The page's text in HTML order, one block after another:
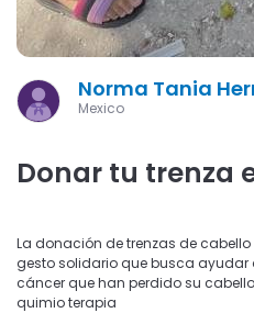
Norma Tania
Mexico
Donar tu trenza
La donación de trenzas de cabello
gesto solidario que busca ayudar
cáncer que han perdido su
quimio terapia